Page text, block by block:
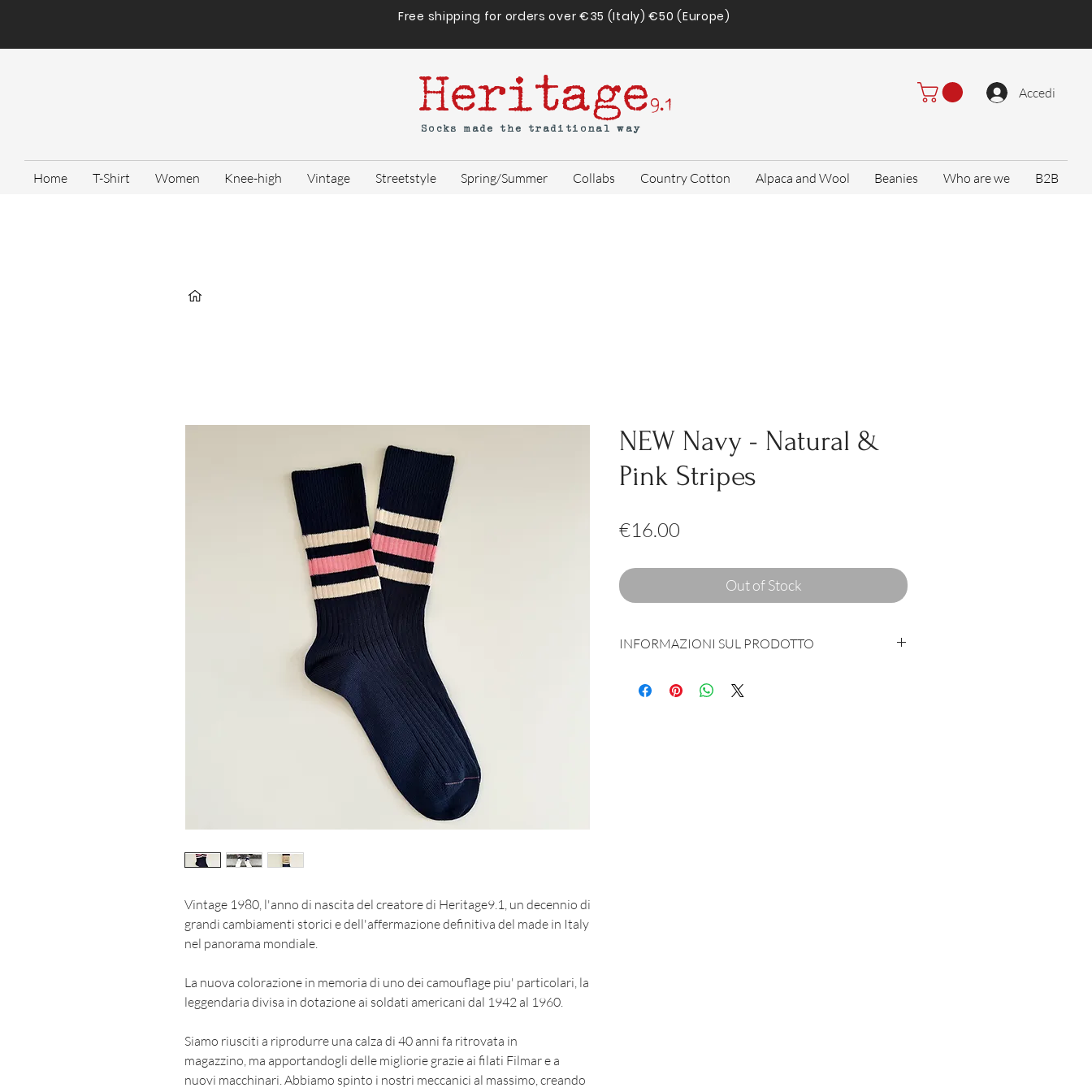
Free shipping for orders over €35 (Italy) €50 (Europe)
Heritage9.1
Socks made the traditional way
Accedi
Home T-Shirt Women Knee-high Vintage Streetstyle Spring/Summer Collabs Country Cotton Alpaca and Wool Beanies Who are we B2B
Vintage 1980, l'anno di nascita del creatore di Heritage9.1, un decennio di
grandi cambiamenti storici e dell'affermazione definitiva del made in Italy
nel panorama mondiale.
La nuova colorazione in memoria di uno dei camouflage piu' particolari, la
leggendaria divisa in dotazione ai soldati americani dal 1942 al 1960.
Siamo riusciti a riprodurre una calza di 40 anni fa ritrovata in
magazzino, ma apportandogli delle migliorie grazie ai filati Filmar e a
nuovi macchinari. Abbiamo spinto i nostri meccanici al massimo, creando
NEW Navy - Natural &
Pink Stripes
€16.00
Out of Stock
INFORMAZIONI SUL PRODOTTO